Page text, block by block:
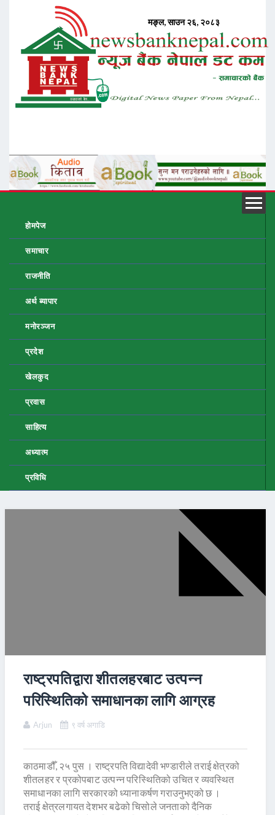
होमपेज
समाचार
राजनीति
अर्थ ब्यापार
मनोरञ्जन
प्रदेश
खेलकुद
प्रवास
साहित्य
अध्यात्म
प्रविधि
राष्ट्रपतिद्वारा शीतलहरबाट उत्पन्न
परिस्थितिको समाधानका लागि आग्रह
Arjun ९ वर्ष अगाडि
काठमाडौँ, २५ पुस । राष्ट्रपति विद्यादेवी भण्डारीले तराई क्षेत्रको
शीतलहर र प्रकोपबाट उत्पन्न परिस्थितिको उचित र व्यवस्थित
समाधानका लागि सरकारको ध्यानाकर्षण गराउनुभएको छ ।
तराई क्षेत्रलगायत देशभर बढेको चिसोले जनताको दैनिक